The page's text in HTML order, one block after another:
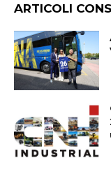
ARTICOLI